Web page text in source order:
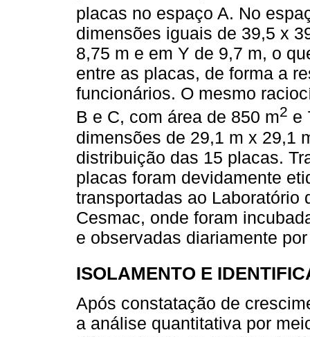
placas no espaço A. No
dimensões iguais de 39,5 x
8,75 m e em Y de 9,7 m, o
entre as placas, de forma a
funcionários. O mesmo
B e C, com área de 850 m2 e
dimensões de 29,1 m x 29,1
distribuição das 15 placas.
placas foram devidamente
transportadas ao Laboratório
Cesmac, onde foram
e observadas diariamente
ISOLAMENTO E
Após constatação de
a análise quantitativa por